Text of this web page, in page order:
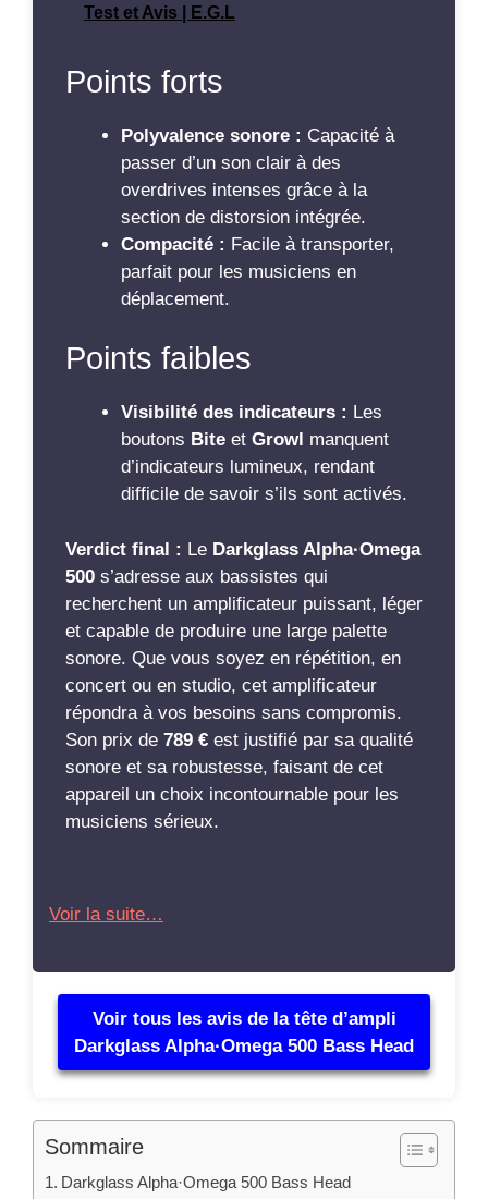
Test et Avis | E.G.L
Points forts
Polyvalence sonore : Capacité à
passer d’un son clair à des
overdrives intenses grâce à la
section de distorsion intégrée.
Compacité : Facile à transporter,
parfait pour les musiciens en
déplacement.
Points faibles
Visibilité des indicateurs : Les
boutons Bite et Growl manquent
d’indicateurs lumineux, rendant
difficile de savoir s’ils sont activés.
Verdict final : Le Darkglass Alpha·Omega
500 s’adresse aux bassistes qui
recherchent un amplificateur puissant, léger
et capable de produire une large palette
sonore. Que vous soyez en répétition, en
concert ou en studio, cet amplificateur
répondra à vos besoins sans compromis.
Son prix de 789 € est justifié par sa qualité
sonore et sa robustesse, faisant de cet
appareil un choix incontournable pour les
musiciens sérieux.
Voir la suite…
Voir tous les avis de la tête d’ampli
Darkglass Alpha·Omega 500 Bass Head
Sommaire
Darkglass Alpha·Omega 500 Bass Head